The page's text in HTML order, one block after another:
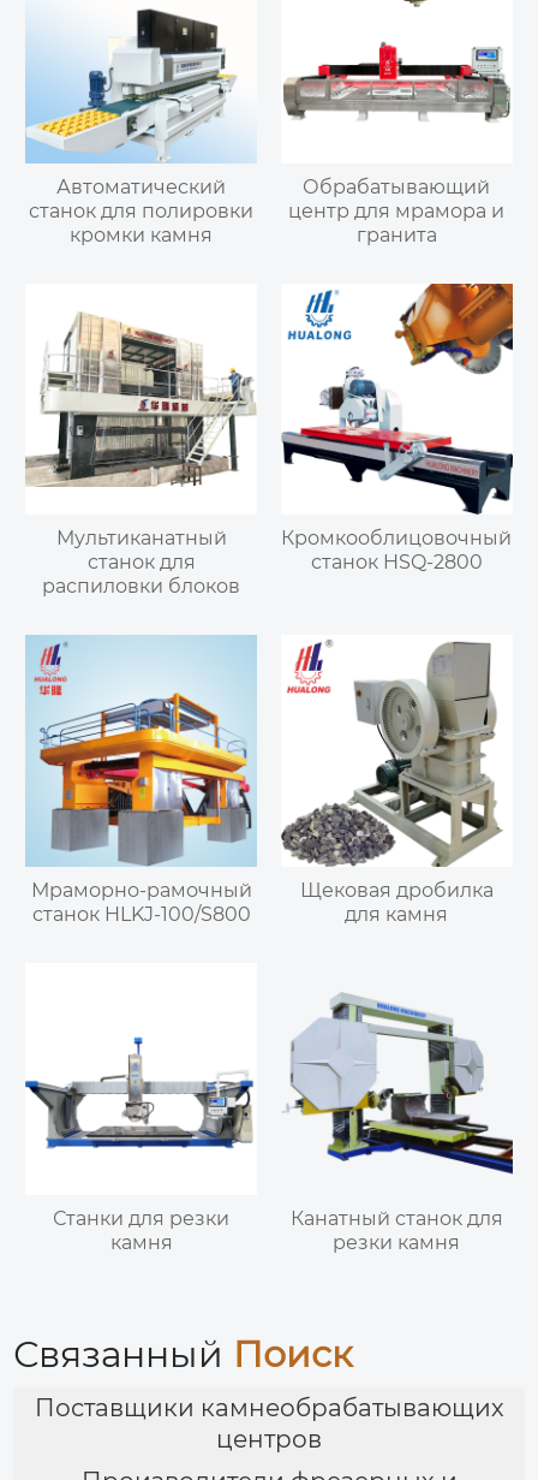
Автоматический
станок для полировки
кромки камня
Обрабатывающий
центр для мрамора и
гранита
Мультиканатный
станок для
распиловки блоков
Кромкооблицовочный
станок HSQ-2800
Мраморно-рамочный
станок HLKJ-100/S800
Щековая дробилка
для камня
Станки для резки
камня
Канатный станок для
резки камня
Связанный Поиск
Поставщики камнеобрабатывающих
центров